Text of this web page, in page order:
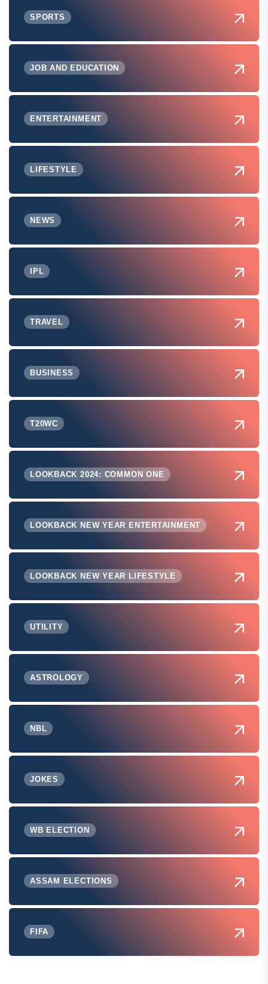
SPORTS
JOB AND EDUCATION
ENTERTAINMENT
LIFESTYLE
NEWS
IPL
TRAVEL
BUSINESS
T20WC
LOOKBACK 2024: COMMON ONE
LOOKBACK NEW YEAR ENTERTAINMENT
LOOKBACK NEW YEAR LIFESTYLE
UTILITY
ASTROLOGY
NBL
JOKES
WB ELECTION
ASSAM ELECTIONS
FIFA